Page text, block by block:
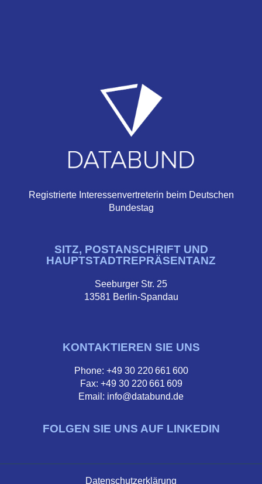
Registrierte Interessenvertreterin beim Deutschen
Bundestag
SITZ, POSTANSCHRIFT UND
HAUPTSTADTREPRÄSENTANZ
Seeburger Str. 25
13581 Berlin-Spandau
KONTAKTIEREN SIE UNS
Phone: +49 30 220 661 600
Fax: +49 30 220 661 609
Email: info@databund.de
FOLGEN SIE UNS AUF LINKEDIN
Datenschutzerklärung